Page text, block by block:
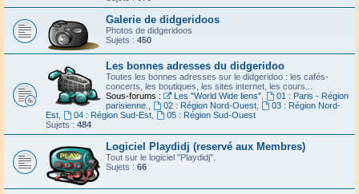
Galerie de didgeridoos
Photos de didgeridoos
Sujets : 450
Les bonnes adresses du didgeridoo
Toutes les bonnes adresses sur le didgeridoo : les cafés-
concerts, les boutiques, les sites internet, les cours...
Sous-forums :
Les "World Wide liens",
01 : Paris - Région
parisienne.
02 : Région Nord-Ouest,
03 : Région Nord-
Est
04 : Région Sud-Est,
05 : Région Sud-Ouest
Sujets : 484
Logiciel Playdidj (reservé aux Membres)
Tout sur le logiciel "Playdidj".
Sujets : 66